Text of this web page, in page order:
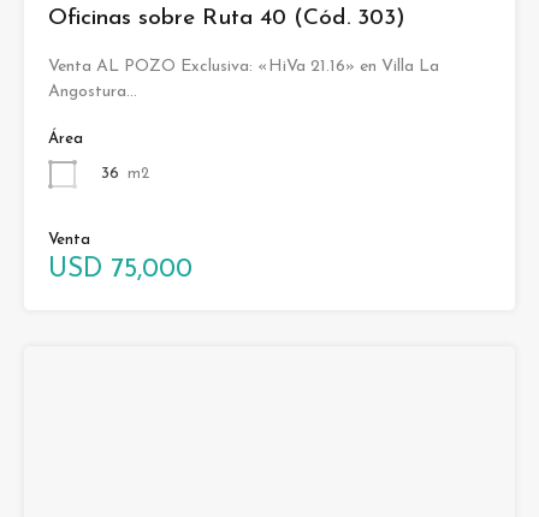
Oficinas sobre Ruta 40 (Cód. 303)
Venta AL POZO Exclusiva: «HiVa 21.16» en Villa La
Angostura…
Área
36 m2
Venta
USD 75,000